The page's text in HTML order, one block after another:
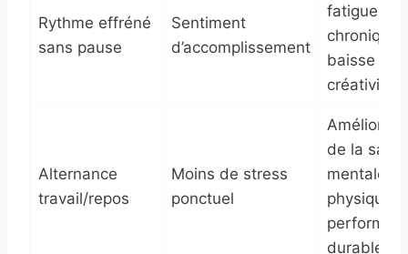
Rythme effréné
sans pause
Sentiment
d’accomplissement
fatigue
chronique,
baisse de
créativité
Alternance
travail/repos
Moins de stress
ponctuel
de la santé
mentale et
physique,
durable